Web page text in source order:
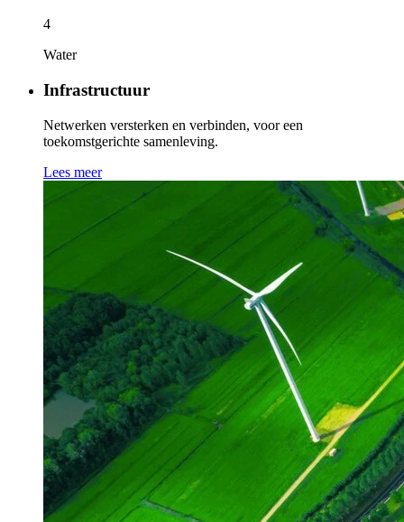
4
Water
Infrastructuur
Netwerken versterken en verbinden, voor een
toekomstgerichte samenleving.
Lees meer